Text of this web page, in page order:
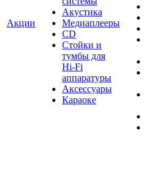
Акции
Акустика
Медиаплееры
CD
Стойки и
тумбы для
Hi-Fi
аппаратуры
Аксессуары
Караоке